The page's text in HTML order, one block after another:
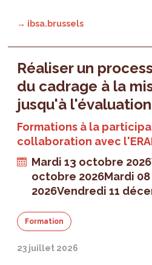
→ ibsa.brussels
Réaliser un
du cadrage à la
jusqu'à l'évaluation
Formations à la
collaboration avec
Mardi 13 octobre 2026
octobre 2026Mardi
2026Vendredi 11
Formation
23 juillet 2026